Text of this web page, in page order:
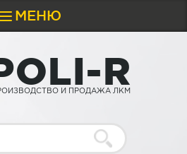
Toggle
navigation
МЕНЮ
OLI-R
И ПРОДАЖА ЛКМ